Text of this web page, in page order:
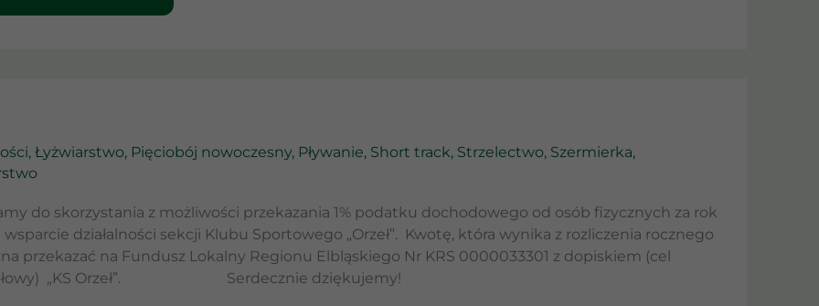
, Łyżwiarstwo, Pięciobój nowoczesny, Pływanie, Short track, Strzelectwo, Szermierka,
do skorzystania z możliwości przekazania 1% podatku dochodowego od osób fizycznych za rok
wsparcie działalności sekcji Klubu Sportowego „Orzeł”. Kwotę, która wynika z rozliczenia rocznego
przekazać na Fundusz Lokalny Regionu Elbląskiego Nr KRS 0000033301 z dopiskiem (cel
„KS Orzeł”. Serdecznie dziękujemy!